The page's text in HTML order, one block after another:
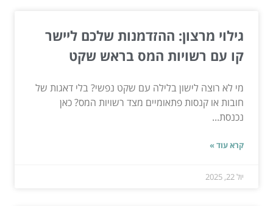
גילוי מרצון: ההזדמנות שלכם ליישר
קו עם רשויות המס בראש שקט
מי לא רוצה לישון בלילה עם שקט נפשי? בלי דאגות של
חובות או קנסות פתאומיים מצד רשויות המס? כאן
נכנסת...
קרא עוד »
יול 22, 2025